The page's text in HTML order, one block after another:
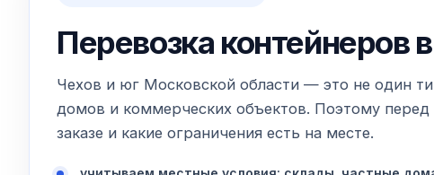
Перевозка контейнеров
Чехов и юг Московской области — это не один
домов и коммерческих объектов. Поэтому перед
заказе и какие ограничения есть на месте.